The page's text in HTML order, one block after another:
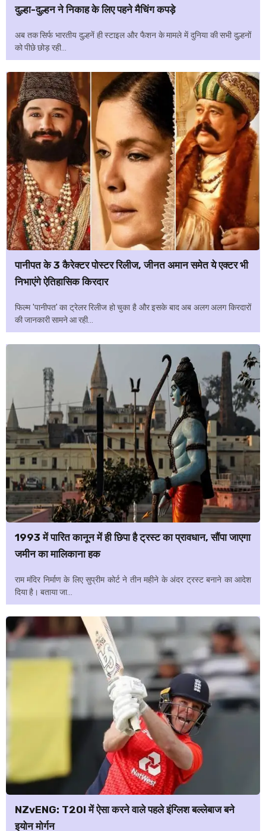
दुल्हा-दुल्हन ने निकाह के लिए पहने मैचिंग कपड़े
अब तक सिर्फ भारतीय दुल्हनें ही स्टाइल और फैशन के मामले में दुनिया की सभी दुल्हनों
को पीछे छोड़ रही...
पानीपत के 3 कैरेक्टर पोस्टर रिलीज, जीनत अमान समेत ये एक्टर भी
निभाएंगे ऐतिहासिक किरदार
फिल्म 'पानीपत' का ट्रेलर रिलीज हो चुका है और इसके बाद अब अलग अलग किरदारों
की जानकारी सामने आ रही...
1993 में पारित कानून में ही छिपा है ट्रस्ट का प्रावधान, सौंपा जाएगा
जमीन का मालिकाना हक
राम मंदिर निर्माण के लिए सुप्रीम कोर्ट ने तीन महीने के अंदर ट्रस्ट बनाने का आदेश
दिया है। बताया जा...
NZvENG: T20I में ऐसा करने वाले पहले इंग्लिश बल्लेबाज बने
इयोन मोर्गन